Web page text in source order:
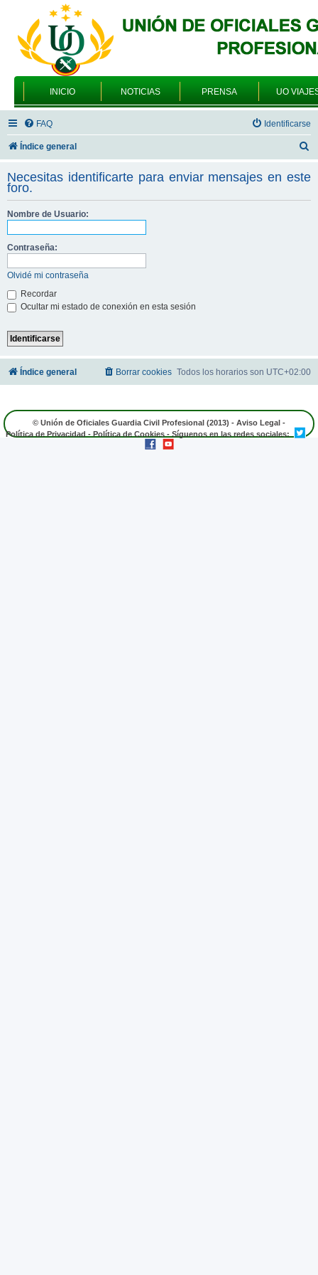
INICIO NOTICIAS PRENSA UO
FAQ Identificarse
Índice general
c
Necesitas identificarte para enviar mensajes en este
foro.
Nombre de Usuario:
Contraseña:
Olvidé mi contraseña
Recordar
Ocultar mi estado de conexión en esta sesión
Índice general Todos los horarios son UTC+02:00
Borrar cookies
© Unión de Oficiales Guardia Civil Profesional (2013) - Aviso Legal -
Política de Privacidad - Política de Cookies - Síguenos en las redes sociales: